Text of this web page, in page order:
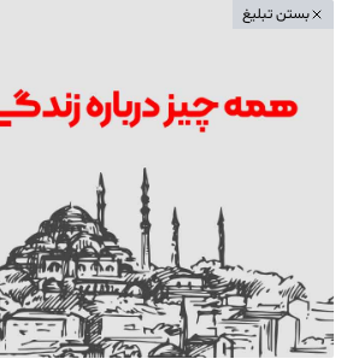
بستن تبلیغ